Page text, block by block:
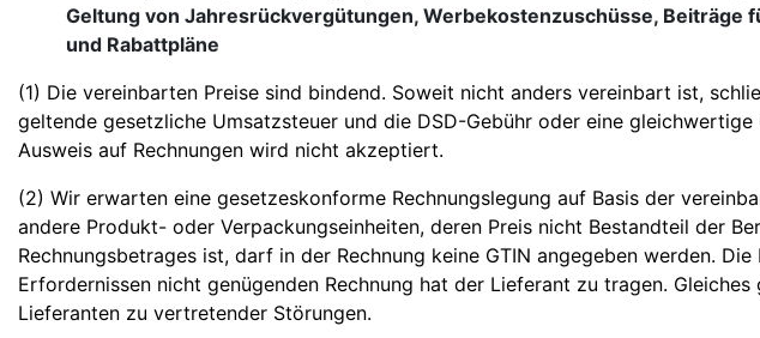
Geltung von Jahresrückvergütungen, Werbekostenzuschüsse, Beiträge
und Rabattpläne
(1) Die vereinbarten Preise sind bindend. Soweit nicht anders vereinbart ist,
geltende gesetzliche Umsatzsteuer und die DSD-Gebühr oder eine
Ausweis auf Rechnungen wird nicht akzeptiert.
(2) Wir erwarten eine gesetzeskonforme Rechnungslegung auf Basis der
andere Produkt- oder Verpackungseinheiten, deren Preis nicht Bestandteil der
Rechnungsbetrages ist, darf in der Rechnung keine GTIN angegeben werden. Die
Erfordernissen nicht genügenden Rechnung hat der Lieferant zu tragen.
Lieferanten zu vertretender Störungen.